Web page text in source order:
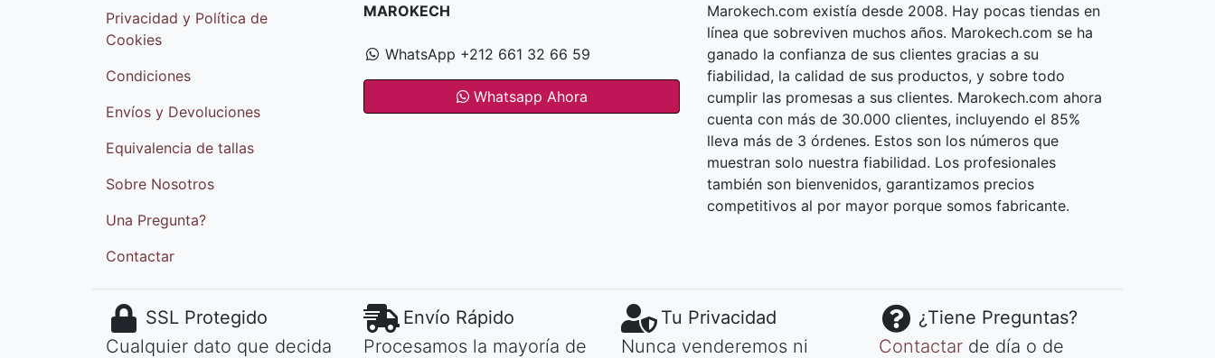
Privacidad y Política de
Cookies
Condiciones
Envíos y Devoluciones
Equivalencia de tallas
Sobre Nosotros
Una Pregunta?
Contactar
MAROKECH
WhatsApp +212 661 32 66 59
Whatsapp Ahora
Marokech.com existía desde 2008. Hay pocas tiendas en
línea que sobreviven muchos años. Marokech.com se ha
ganado la confianza de sus clientes gracias a su
fiabilidad, la calidad de sus productos, y sobre todo
cumplir las promesas a sus clientes. Marokech.com ahora
cuenta con más de 30.000 clientes, incluyendo el 85%
lleva más de 3 órdenes. Estos son los números que
muestran solo nuestra fiabilidad. Los profesionales
también son bienvenidos, garantizamos precios
competitivos al por mayor porque somos fabricante.
SSL Protegido
Cualquier dato que decida
Envío Rápido
Procesamos la mayoría de
Tu Privacidad
Nunca venderemos ni
¿Tiene Preguntas?
Contactar de día o de